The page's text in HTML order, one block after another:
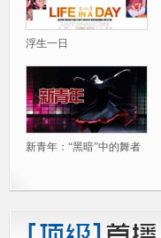
浮生一日
新青年：“黑暗”中的舞者